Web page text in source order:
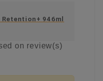
946ml
on review(s)